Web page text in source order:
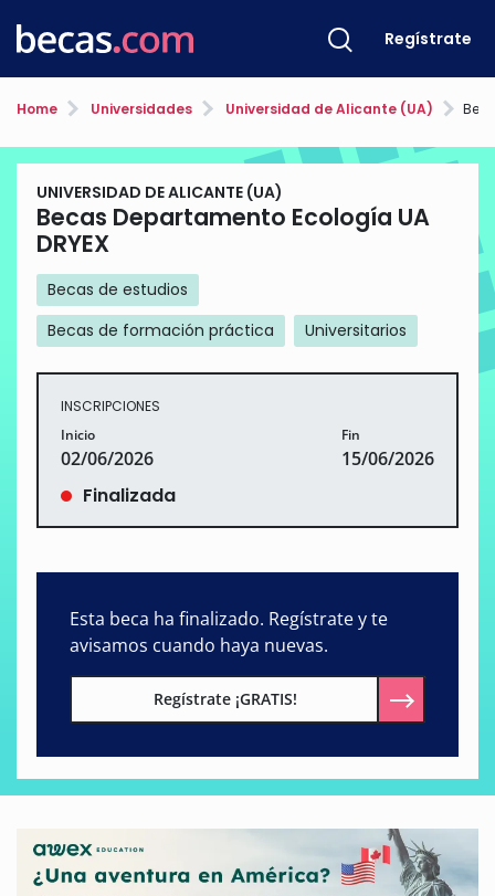
Regístrate
Home Universidades Universidad de Alicante (UA)
UNIVERSIDAD DE ALICANTE (UA)
Becas Departamento Ecología UA
DRYEX
Becas de estudios
Becas de formación práctica
Universitarios
INSCRIPCIONES
Inicio
02/06/2026
Fin
15/06/2026
Finalizada
Esta beca ha finalizado. Regístrate y te
avisamos cuando haya nuevas.
Regístrate ¡GRATIS!